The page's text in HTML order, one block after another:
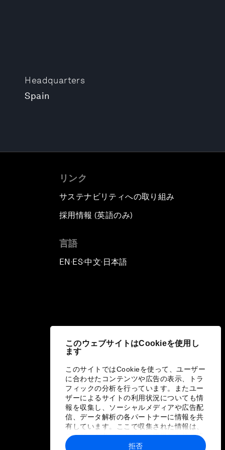
このウェブサイトはCookieを使用し
ます
このサイトではCookieを使って、ユーザー
に合わせたコンテンツや広告の表示、トラ
フィックの分析を行っています。またユー
ザーによるサイトの利用状況についても情
報を収集し、ソーシャルメディアや広告配
信、データ解析の各パートナーに情報を共
有しています。ここで収集された情報は、
ユーザーが各パートナーに提供した他の情
報や各パートナーのサービスを使用した際
拒否
Headquarters
Spain
リンク
サステナビリティへの取り組み
採用情報 (英語のみ)
言語
EN ▪ES▪中文▪ 日本語